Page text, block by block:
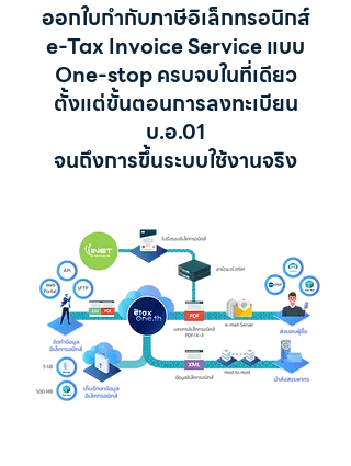
ออกใบกำกับภาษีอิเล็กทรอนิกส์
e-Tax Invoice Service แบบ
One-stop ครบจบในที่เดียว
ตั้งแต่ขั้นตอนการลงทะเบียน
บ.อ.01
จนถึงการขึ้นระบบใช้งานจริง